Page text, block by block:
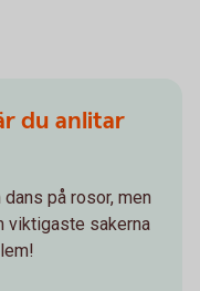
du anlitar
på rosor, men
viktigaste sakerna